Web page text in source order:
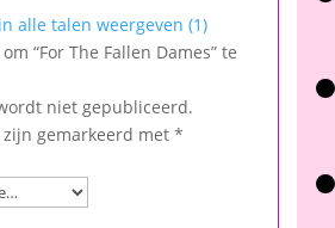
alle talen weergeven (1)
“For The Fallen Dames” te
niet gepubliceerd.
gemarkeerd met *